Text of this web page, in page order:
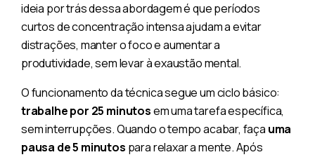
ideia por trás dessa abordagem é que períodos
curtos de concentração intensa ajudam a evitar
distrações, manter o foco e aumentar a
produtividade, sem levar à exaustão mental.
O funcionamento da técnica segue um ciclo básico:
trabalhe por 25 minutosem uma tarefa específica,
sem interrupções. Quando o tempo acabar, faça uma
pausa de 5 minutos para relaxar a mente. Após